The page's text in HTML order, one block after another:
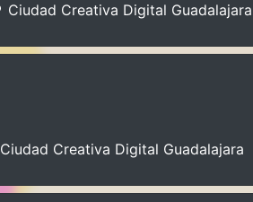
Ciudad Creativa Digital Guadalajara
Ciudad Creativa Digital Guadalajara